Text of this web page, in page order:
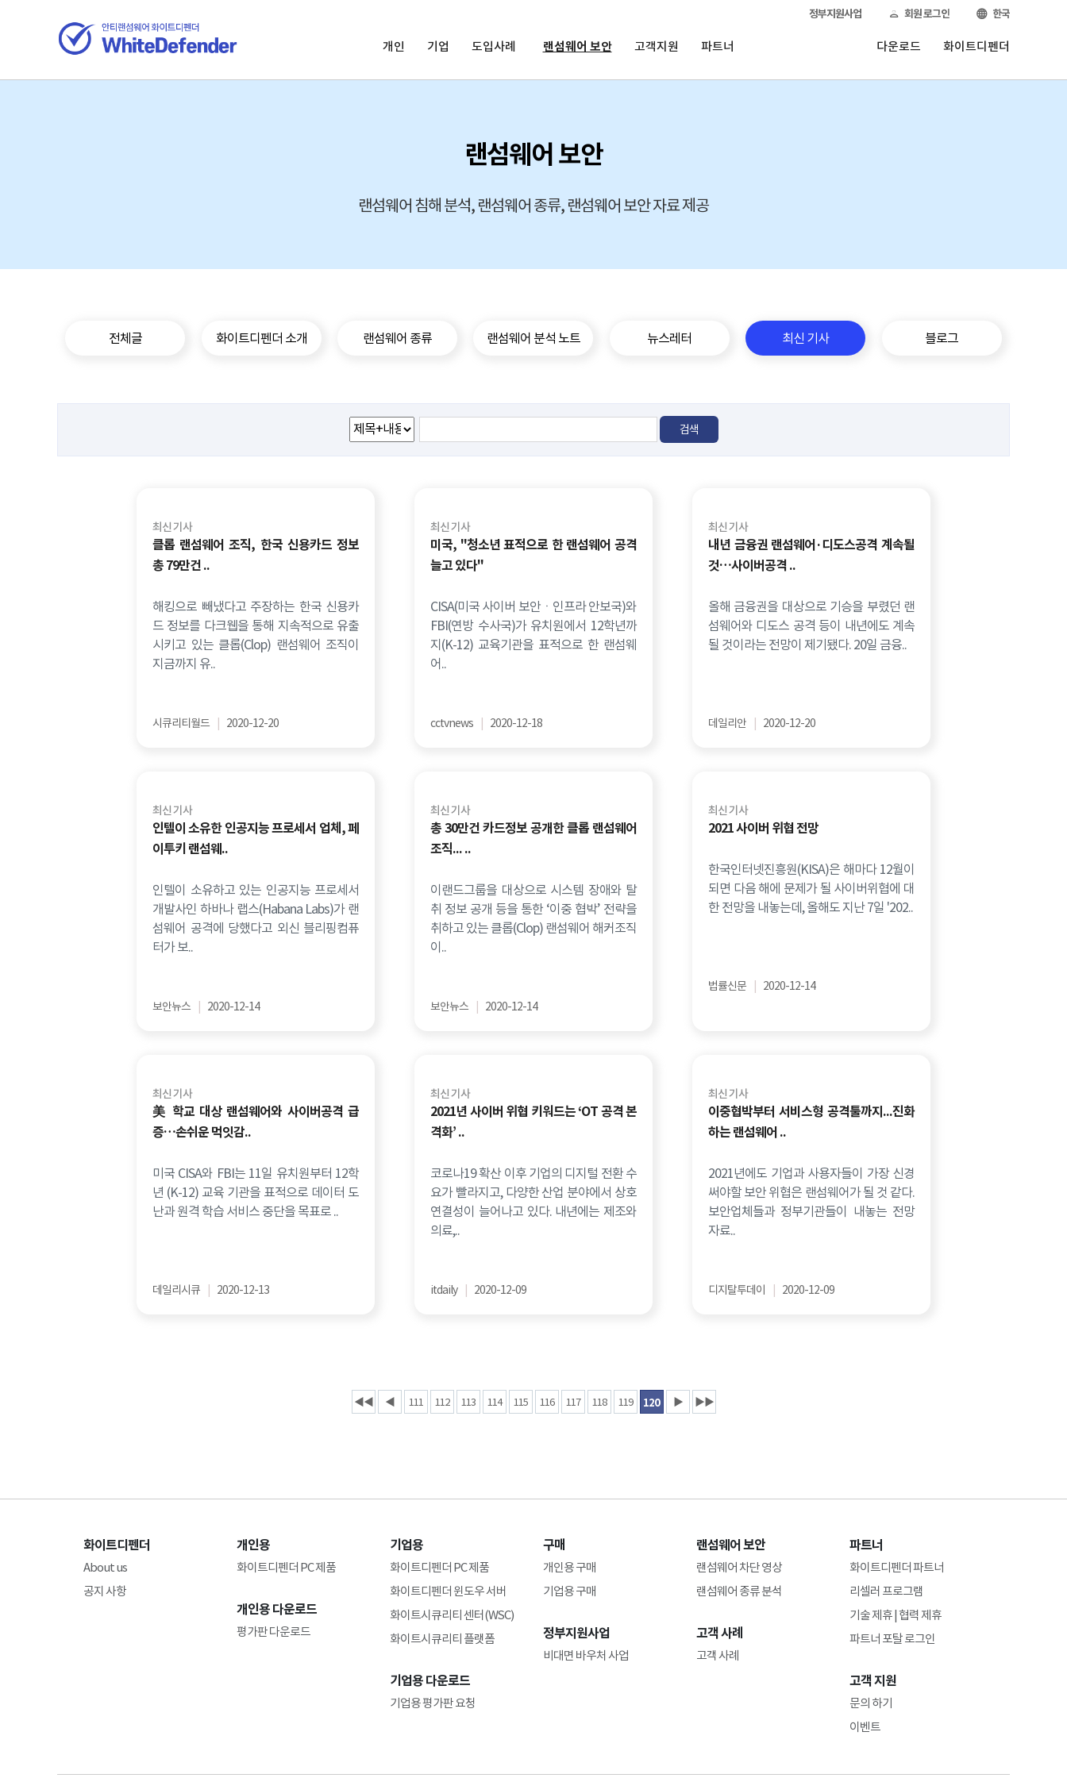
정부지원사업 회원 로그인 한국
개인 기업 도입사례 랜섬웨어 보안 고객지원 파트너 다운로드 화이트디펜더
랜섬웨어 보안
랜섬웨어 침해 분석, 랜섬웨어 종류, 랜섬웨어 보안 자료 제공
전체글 화이트디펜더 소개 랜섬웨어 종류 랜섬웨어 분석 노트 뉴스레터 최신 기사 블로그
최신 기사
클롭 랜섬웨어 조직, 한국 신용카드 정보
총 79만건 ..
해킹으로 빼냈다고 주장하는 한국 신용카
드 정보를 다크웹을 통해 지속적으로 유출
시키고 있는 클롭(Clop) 랜섬웨어 조직이
지금까지 유..
시큐리티월드 2020-12-20
최신 기사
미국, "청소년 표적으로 한 랜섬웨어 공격
늘고 있다"
CISA(미국 사이버 보안ㆍ인프라 안보국)와
FBI(연방 수사국)가 유치원에서 12학년까
지(K-12) 교육기관을 표적으로 한 랜섬웨
어..
cctvnews 2020-12-18
최신 기사
내년 금융권 랜섬웨어·디도스공격 계속될
것…사이버공격 ..
올해 금융권을 대상으로 기승을 부렸던 랜
섬웨어와 디도스 공격 등이 내년에도 계속
될 것이라는 전망이 제기됐다. 20일 금융..
데일리안 2020-12-20
최신 기사
인텔이 소유한 인공지능 프로세서 업체, 페
이투키 랜섬웨..
인텔이 소유하고 있는 인공지능 프로세서
개발사인 하바나 랩스(Habana Labs)가 랜
섬웨어 공격에 당했다고 외신 블리핑컴퓨
터가 보..
보안뉴스 2020-12-14
최신 기사
총 30만건 카드정보 공개한 클롭 랜섬웨어
조직... ..
이랜드그룹을 대상으로 시스템 장애와 탈
취 정보 공개 등을 통한 ‘이중 협박’ 전략을
취하고 있는 클롭(Clop) 랜섬웨어 해커조직
이..
보안뉴스 2020-12-14
최신 기사
2021 사이버 위협 전망
한국인터넷진흥원(KISA)은 해마다 12월이
되면 다음 해에 문제가 될 사이버위협에 대
한 전망을 내놓는데, 올해도 지난 7일 '202..
법률신문 2020-12-14
최신 기사
美 학교 대상 랜섬웨어와 사이버공격 급
증…손쉬운 먹잇감..
미국 CISA와 FBI는 11일 유치원부터 12학
년 (K-12) 교육 기관을 표적으로 데이터 도
난과 원격 학습 서비스 중단을 목표로 ..
데일리시큐 2020-12-13
최신 기사
2021년 사이버 위협 키워드는 ‘OT 공격 본
격화’ ..
코로나19 확산 이후 기업의 디지털 전환 수
요가 빨라지고, 다양한 산업 분야에서 상호
연결성이 늘어나고 있다. 내년에는 제조와
의료,..
itdaily 2020-12-09
최신 기사
이중협박부터 서비스형 공격툴까지...진화
하는 랜섬웨어 ..
2021년에도 기업과 사용자들이 가장 신경
써야할 보안 위협은 랜섬웨어가 될 것 같다.
보안업체들과 정부기관들이 내놓는 전망
자료..
디지탈투데이 2020-12-09
◀◀ ◀ 111 112 113 114 115 116 117 118 119 120 ▶ ▶▶
화이트디펜더
About us
공지 사항
개인용
화이트디펜더 PC 제품
개인용 다운로드
평가판 다운로드
기업용
화이트디펜더 PC 제품
화이트디펜더 윈도우 서버
화이트시큐리티 센터(WSC)
화이트시큐리티 플랫폼
기업용 다운로드
기업용 평가판 요청
구매
개인용 구매
기업용 구매
정부지원사업
비대면 바우처 사업
랜섬웨어 보안
랜섬웨어 차단 영상
랜섬웨어 종류 분석
고객 사례
고객 사례
파트너
화이트디펜더 파트너
리셀러 프로그램
기술 제휴 | 협력 제휴
파트너 포탈 로그인
고객 지원
문의 하기
이벤트